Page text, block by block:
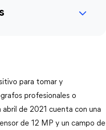
para tomar y
profesionales o
abril de 2021 cuenta con una
de 12 MP y un campo de